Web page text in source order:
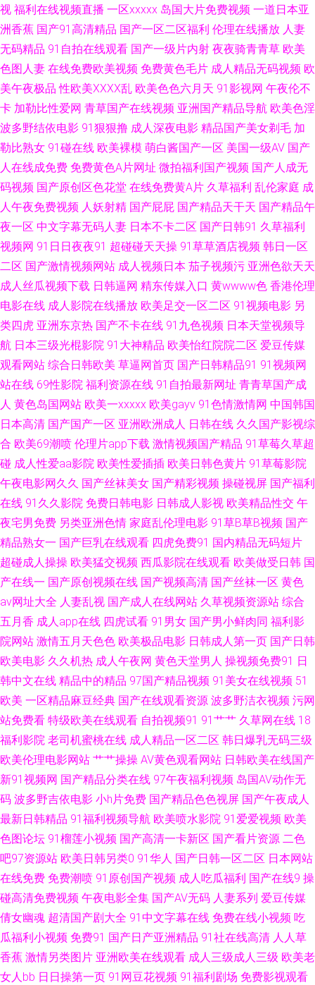
91狼人社在线观看 免费欧美大片aa 在线91福利 欧洲人妖 91丝袜在线播放竹
菊 麻豆四虎 91九色TS丰满伪娘 国产视屏91区 影音先锋AV少妇资源 超踫人
人色 丝袜玉足妈妈 91午夜成人 色综合激情文学色 福利网址在线视频观看
91AV狼友社 国产21页草草 亚洲五月天色色 东方四虎私人影库 午夜三级A 草
莓丝瓜视频网站 午夜家庭影院福利局 肏屄人人 人人干人人玩 AV操黑丝美女
色界福利导航 av大香蕉av 丝瓜网站 91吴梦梦在线 久久人力资源91 91白丝
在线 老牛福利导航 91工厂直播 国产十区在线观看 亚洲网站黄 豆花视频在线
观看 婷婷福利导航 ts性爱网 欧洲色色 91日日剧网 美女91视视频免费看 91
国内福利 黑人性爱网站 亚洲日韩国产成人在线 囯产精品久久 五月开心激情
网 97在线精品视频 青青艹在线观看 后入黑丝在线播放 波多野结依 日韩无码
不卡性爱电影 91伊人基地 日韩成人久久网站 91资源总站大香蕉 人人爱人人
干人人操 福利社午夜剧场成人区 中文字幕日韩精品人妻 国产AV第一导航 午
线 岛国搬运工首页97 婷婷五月先锋 超碰蜜芽91国产 日韩中文字幕婷婷综合
99久久国产 日本aⅴ网站大全 91视频按摩 麻豆精品无码 91黄色废料在线观看
久久导网网址 91大神成人电影 极品福利姬导航 91大神高清无码 激情猫色网
俺去也色 午夜剧场尤物性爱 www91日和操 亚洲精品草逼片 福利成人 五月
天婷婷不卡 俺去啦俺去啦新网官网 香蕉视频网站 浮淫久视频网站 午夜仑理
少妇精品一区二区三区 东京热视屏 亚洲成人日韩欧美 丁香婷婷社区 91爆艹
黑料第一页 91豆花视频社区 九一传媒影视传媒 91大神最新地址 九七久久
91愛愛 成人91 亚洲日本黄色小说网 福利研究所网址导航 在线观看黑料av 久
久草电影 91看片兔费 另类春色校园亚洲国产 91精品在线观看国产 麻豆影院
在线观看一区 91看篇 久久福利吧 91福利色 激情宗合色网 91看片网页 蜜桃
成人综合网 91在线色 国产精区久久婷 有码精品免费观看 国产精品一区不卡
色 1024视频黄 国产无人区大片 91福利吧 美女黄久久 91中文网在线 日韩经
典久久 爱爱打泡影院 色婷婷五月天AV综合 不卡av小电影 深爱激情网综合 av
激情视频 影音先锋红桃资源 国产精品视频一二三四 91豆花久久 久草九九 91
视 福利在线视频直播 一区xxxxx 岛国大片免费视频 一道日本亚
洲香蕉 国产91高清精品 国产一区二区福利 伦理在线播放 人妻
无码精品 91自拍在线观看 国产一级片内射 夜夜骑青青草 欧美
色图人妻 在线免费欧美视频 免费黄色毛片 成人精品无码视频 欧
美午夜极品 性欧美ⅩⅩⅩⅩ乱 欧美色色六月天 91影视网 午夜伦不
卡 加勒比性爱网 青草国产在线视频 亚洲国产精品导航 欧美色淫
波多野结依电影 91狠狠撸 成人深夜电影 精品国产美女剃毛 加
勒比熟女 91碰在线 欧美裸模 萌白酱国产一区 美国一级AV 国产
人在线成免费 免费黄色A片网址 微拍福利国产视频 国产人成无
码视频 国产原创区色花堂 在线免费黄A片 久草福利 乱伦家庭 成
人午夜免费视频 人妖射精 国产屁屁 国产精品天干天 国产精品午
夜一区 中文字幕无码人妻 日本不卡二区 国产日韩91 久草福利
视频网 91日日夜夜91 超碰碰天天操 91草草酒店视频 韩日一区
二区 国产激情视频网站 成人视频日本 茄子视频污 亚洲色欲天天
成人丝瓜视频下载 日韩逼网 精东传媒入口 黄wwww色 香港伦理
电影在线 成人影院在线播放 欧美足交一区二区 91视频电影 另
类四虎 亚洲东京热 国产不卡在线 91九色视频 日本天堂视频导
航 日本三级光棍影院 91大神精品 欧美怡红院院二区 爱豆传媒
观看网站 综合日韩欧美 草逼网首页 国产日韩精品91 91视频网
站在线 69性影院 福利资源在线 91自拍最新网址 青青草国产成
人 黄色岛国网站 欧美一xxxxx 欧美gayv 91色情激情网 中国韩国
日本高清 国产国产一区 亚洲欧洲成人 日韩在线 久久国产影视综
合 欧美69潮喷 伦理片app下载 激情视频国产精品 91草莓久草超
碰 成人性爱aa影院 欧美性爱插插 欧美日韩色黄片 91草莓影院
午夜电影网久久 国产丝袜美女 国产精彩视频 操碰视屏 国产福利
在线 91久久影院 免费日韩电影 日韩成人影视 欧美精品性交 午
夜宅男免费 另类亚洲色情 家庭乱伦理电影 91草B草B视频 国产
精品熟女一 国产巨乳在线观看 四虎免费91 国内精品无码短片
超碰成人操操 欧美猛交视频 西瓜影院在线观看 欧美做受日韩 国
产在线一 国产原创视频在线 国产视频高清 国产丝袜一区 黄色
av网址大全 人妻乱视 国产成人在线网站 久草视频资源站 综合
五月香 成人app在线 四虎试看 91男女 国产男小鲜肉同 福利影
院网站 激情五月天色色 欧美极品电影 日韩成人第一页 国产日韩
欧美电影 久久机热 成人午夜网 黄色天堂男人 操视频免费91 日
韩中文在线 精品中的精品 97国产精品视频 91美女在线视频 51
欧美 一区精品麻豆经典 国产在线观看资源 波多野洁衣视频 污网
站免费看 特级欧美在线观看 自拍视频91 91艹艹 久草网在线 18
福利影院 老司机蜜桃在线 成人精品一区二区 韩日爆乳无码三级
欧美伦理电影网站 艹艹操操 AV黄色观看网站 日韩欧美在线国产
新91视频网 国产精品分类在线 97午夜福利视频 岛国AV动作无
码 波多野吉依电影 小h片免费 国产精品色色视屏 国产午夜成人
最新日韩精品 91福利视频导航 欧美喷水影院 91爱爱视频 欧美
色图论坛 91榴莲小视频 国产高清一卡新区 国产看片资源 二色
吧97资源站 欧美日韩另类0 91华人 国产日韩一区二区 日本网站
在线免费 免费潮喷 91原创国产视频 成人吃瓜福利 国产在线9 操
碰高清免费视频 午夜电影全集 国产AV无码 人妻系列 爱豆传媒
倩女幽魂 超清国产剧大全 91中文字幕在线 免费在线小视频 吃
瓜福利小视频 免费91 国产日产亚洲精品 91社在线高清 人人草
香蕉 激情另类图片 亚洲欧美在线观看 成人三级成人三级 欧美老
女人bb 日日操第一页 91网豆花视频 91福利剧场 免费影视观看